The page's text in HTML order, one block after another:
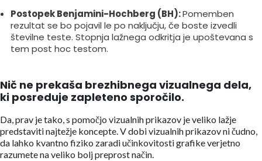
Postopek Benjamini-Hochberg (BH):Pomemben
rezultat se bo pojavil le po naključju, če boste izvedli
številne teste. Stopnja lažnega odkritja je upoštevana s
tem post hoc testom.
Nič ne prekaša brezhibnega vizualnega dela,
ki posreduje zapleteno sporočilo.
Da, prav je tako, s pomočjo vizualnih prikazov je veliko lažje
predstaviti najtežje koncepte. V dobi vizualnih prikazov ni čudno,
da lahko kvantno fiziko zaradi učinkovitosti grafike verjetno
razumete na veliko bolj preprost način.